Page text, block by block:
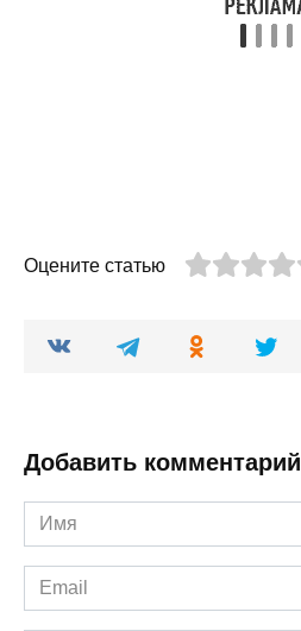
Оцените статью
Добавить комментарий
Имя
*
Email
*